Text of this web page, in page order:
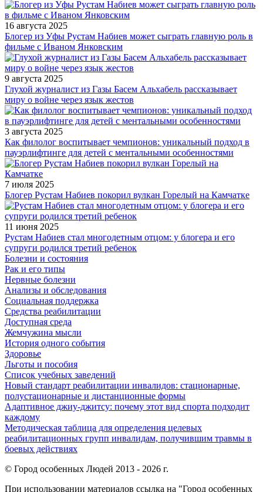
16 августа 2025
Блогер из Уфы Рустам Набиев может сыграть главную роль в
фильме с Иваном Янковским
9 августа 2025
Глухой журналист из Газы Басем Альхабель рассказывает
миру о войне через язык жестов
3 августа 2025
Как филолог воспитывает чемпионов: уникальный подход в
пауэрлифтинге для детей с ментальными особенностями
7 июля 2025
Блогер Рустам Набиев покорил вулкан Горелый на Камчатке
11 июня 2025
Рустам Набиев стал многодетным отцом: у блогера и его
супруги родился третий ребенок
Болезни и состояния
Рак и его типы
Нервные болезни
Анализы и обследования
Социальная поддержка
Средства реабилитации
Доступная среда
Жемчужина мысли
История одного события
Здоровье
Льготы и пособия
Список учебных заведений
Новый стандарт реабилитации инвалидов: стационарные,
полустационарные и дистанционные формы
Адаптивное джиу-джитсу: почему этот вид спорта подходит
каждому
Методическая таблица для определения целевых
реабилитационных групп инвалидам, получившим травмы в
боевых действиях
© Город особенных Людей 2013 - 2026 г.
При использовании материалов ссылка на "Город особенных